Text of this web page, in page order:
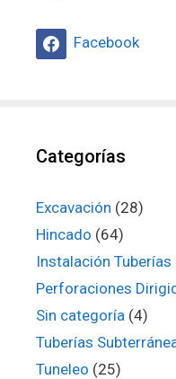
Facebook
Categorías
Excavación (28)
Hincado (64)
Instalación Tuberías
Perforaciones
Sin categoría (4)
Tuberías
Tuneleo (25)